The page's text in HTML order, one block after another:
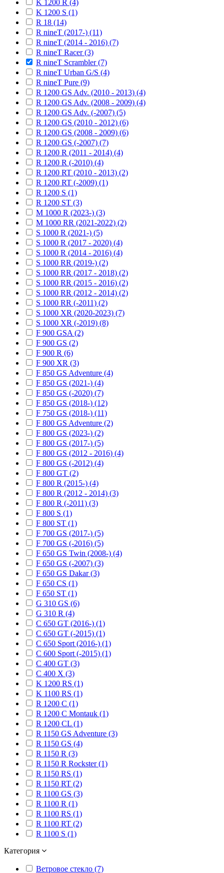
K 1200 R (4)
K 1200 S (1)
R 18 (14)
R nineT (2017-) (11)
R nineT (2014 - 2016) (7)
R nineT Racer (3)
R nineT Scrambler (7)
R nineT Urban G/S (4)
R nineT Pure (9)
R 1200 GS Adv. (2010 - 2013) (4)
R 1200 GS Adv. (2008 - 2009) (4)
R 1200 GS Adv. (-2007) (5)
R 1200 GS (2010 - 2012) (6)
R 1200 GS (2008 - 2009) (6)
R 1200 GS (-2007) (7)
R 1200 R (2011 - 2014) (4)
R 1200 R (-2010) (4)
R 1200 RT (2010 - 2013) (2)
R 1200 RT (-2009) (1)
R 1200 S (1)
R 1200 ST (3)
M 1000 R (2023-) (3)
M 1000 RR (2021-2022) (2)
S 1000 R (2021-) (5)
S 1000 R (2017 - 2020) (4)
S 1000 R (2014 - 2016) (4)
S 1000 RR (2019-) (2)
S 1000 RR (2017 - 2018) (2)
S 1000 RR (2015 - 2016) (2)
S 1000 RR (2012 - 2014) (2)
S 1000 RR (-2011) (2)
S 1000 XR (2020-2023) (7)
S 1000 XR (-2019) (8)
F 900 GSA (2)
F 900 GS (2)
F 900 R (6)
F 900 XR (3)
F 850 GS Adventure (4)
F 850 GS (2021-) (4)
F 850 GS (-2020) (7)
F 850 GS (2018-) (12)
F 750 GS (2018-) (11)
F 800 GS Adventure (2)
F 800 GS (2023-) (2)
F 800 GS (2017-) (5)
F 800 GS (2012 - 2016) (4)
F 800 GS (-2012) (4)
F 800 GT (2)
F 800 R (2015-) (4)
F 800 R (2012 - 2014) (3)
F 800 R (-2011) (3)
F 800 S (1)
F 800 ST (1)
F 700 GS (2017-) (5)
F 700 GS (-2016) (5)
F 650 GS Twin (2008-) (4)
F 650 GS (-2007) (3)
F 650 GS Dakar (3)
F 650 CS (1)
F 650 ST (1)
G 310 GS (6)
G 310 R (4)
C 650 GT (2016-) (1)
C 650 GT (-2015) (1)
C 650 Sport (2016-) (1)
C 600 Sport (-2015) (1)
C 400 GT (3)
C 400 X (3)
K 1200 RS (1)
K 1100 RS (1)
R 1200 C (1)
R 1200 C Montauk (1)
R 1200 CL (1)
R 1150 GS Adventure (3)
R 1150 GS (4)
R 1150 R (3)
R 1150 R Rockster (1)
R 1150 RS (1)
R 1150 RT (2)
R 1100 GS (3)
R 1100 R (1)
R 1100 RS (1)
R 1100 RT (2)
R 1100 S (1)
Категория
Ветровое стекло (7)